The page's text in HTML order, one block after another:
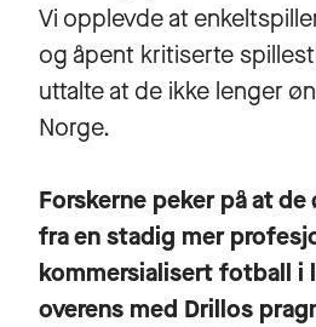
Vi opplevde at
og åpent kritiserte
uttalte at de ikke lenger
Norge.
Forskerne peker på at
fra en stadig mer
kommersialisert fotball i
overens med Drillos